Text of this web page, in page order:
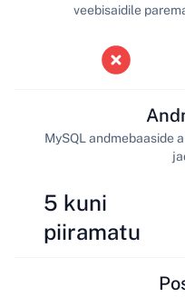
veebisaidile
5 kuni
piiramatu
MySQL andmebaaside